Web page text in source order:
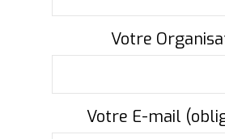
Votre
Votre E-mail